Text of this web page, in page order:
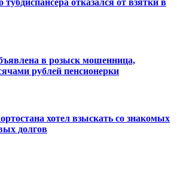
отказался от взятки в
в розыск мошенница,
рублей пенсионерки
хотел взыскать со знакомых
долгов